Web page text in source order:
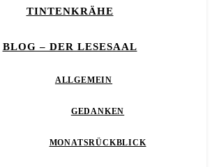
TINTENKRÄHE
BLOG – DER LESESAAL
ALLGEMEIN
GEDANKEN
MONATSRÜCKBLICK